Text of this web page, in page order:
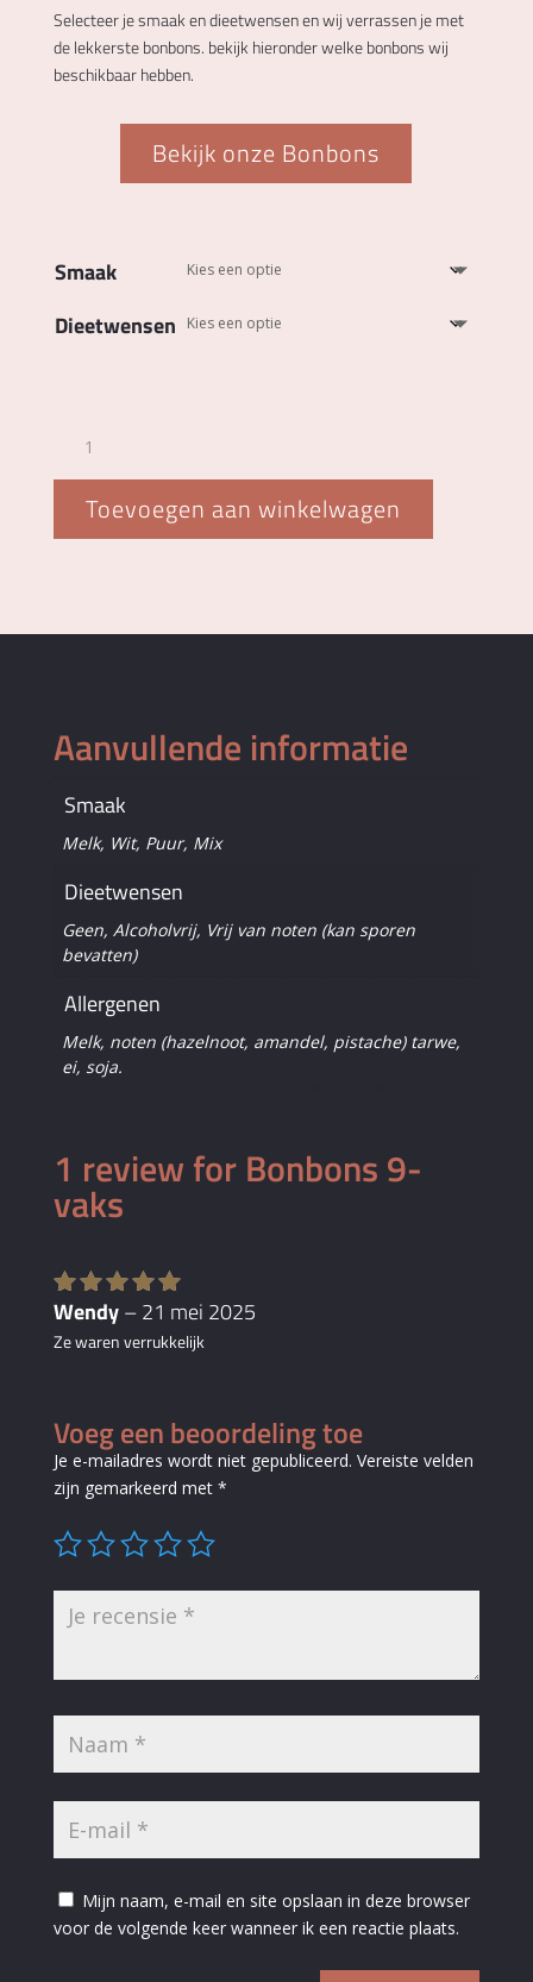
Selecteer je smaak en dieetwensen en wij verrassen je met
de lekkerste bonbons. bekijk hieronder welke bonbons wij
beschikbaar hebben.
Bekijk onze Bonbons
Smaak
Dieetwensen
vaks
aantal
Toevoegen aan winkelwagen
Aanvullende informatie
Smaak
Melk, Wit, Puur, Mix
Dieetwensen
Geen, Alcoholvrij, Vrij van noten (kan sporen
bevatten)
Allergenen
Melk, noten (hazelnoot, amandel, pistache) tarwe,
ei, soja.
1 review forBonbons 9-
vaks
Gewaardee
rd5 uit 5
Wendy–21 mei 2025
Ze waren verrukkelijk
Voeg een beoordeling toe
Je e-mailadres wordt niet gepubliceerd. Vereiste velden
zijn gemarkeerd met *
Mijn naam, e-mail en site opslaan in deze browser
voor de volgende keer wanneer ik een reactie plaats.